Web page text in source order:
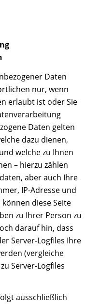
Daten
nur, wenn
erlaubt ist oder Sie
Daten gelten
dazu dienen,
welche zu Ihnen
– hierzu zählen
aber auch Ihre
IP-Adresse und
diese Seite
zu Ihrer Person zu
darauf hin, dass
Server-Logfiles Ihre
(vergleiche
Server-Logfiles
ausschließlich